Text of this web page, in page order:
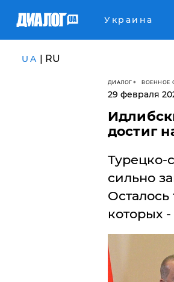
Украина
UA | RU
ДИАЛОГ ВОЕННОЕ
29 февраля
достиг
Турецко-
сильно
которых